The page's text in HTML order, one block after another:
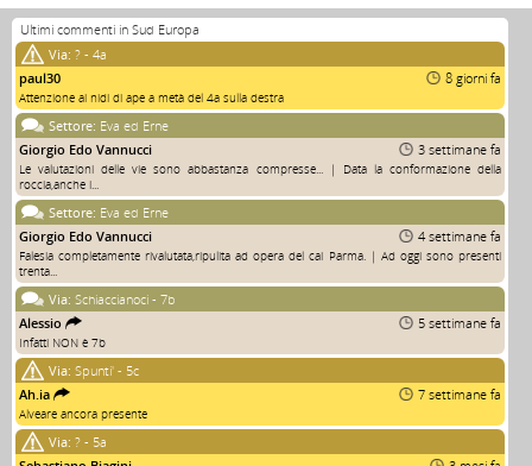
Ultimi commenti in Sud Europa
Via: ? - 4a
paul30
8 giorni fa
Attenzione ai nidi di ape a metà del 4a sulla destra
Settore: Eva ed Erne
Giorgio Edo Vannucci
3 settimane fa
Le valutazioni delle vie sono abbastanza compresse... | Data la conformazione della
roccia,anche i...
Settore: Eva ed Erne
Giorgio Edo Vannucci
4 settimane fa
Falesia completamente rivalutata,ripulita ad opera del cai Parma. | Ad oggi sono presenti
trenta...
Via: Schiaccianoci - 7b
Alessio
5 settimane fa
Infatti NON è 7b
Via: Spunti' - 5c
Ah.ia
7 settimane fa
Alveare ancora presente
Via: ? - 5a